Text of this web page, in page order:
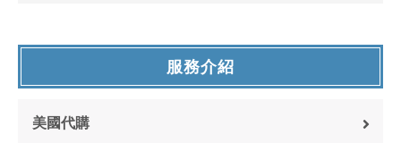
服務介紹
美國代購